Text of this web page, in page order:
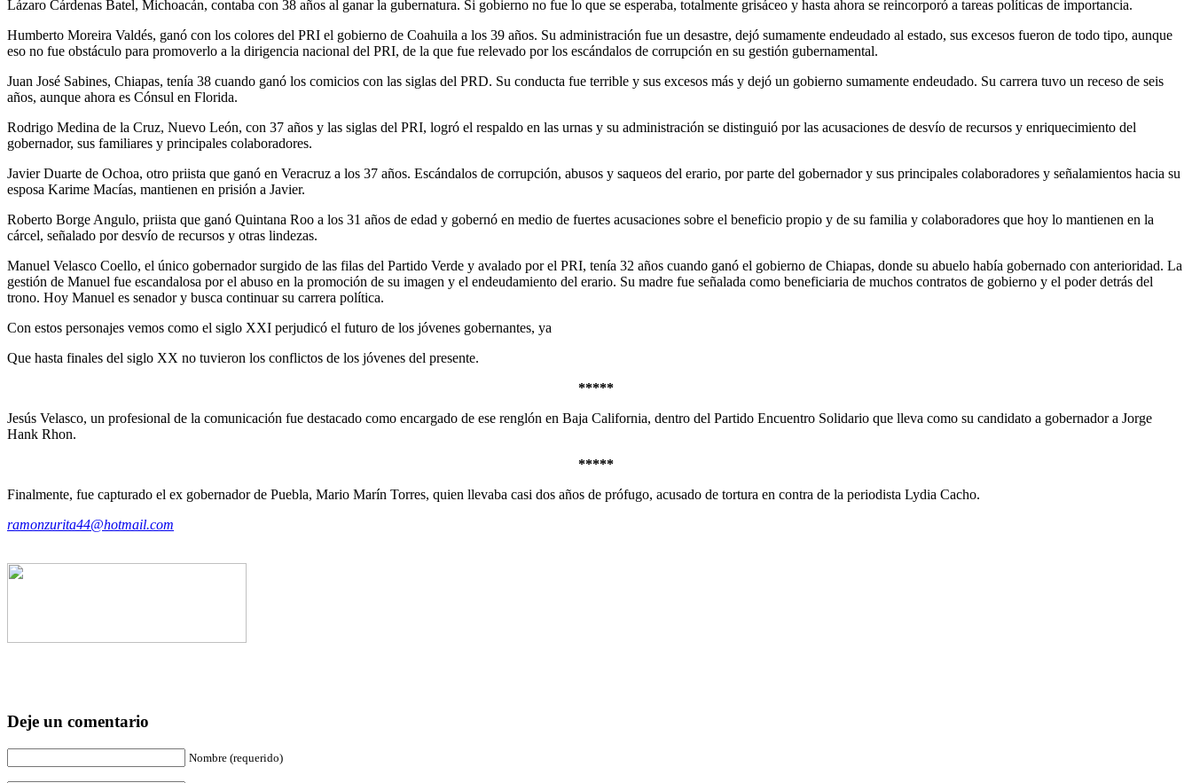
Lázaro Cárdenas Batel, Michoacán, contaba con 38 años al ganar la gubernatura. Si gobierno no fue lo que se esperaba, totalmente grisáceo y hasta ahora se reincorporó a tareas políticas de importancia.
Humberto Moreira Valdés, ganó con los colores del PRI el gobierno de Coahuila a los 39 años. Su administración fue un desastre, dejó sumamente endeudado al estado, sus excesos fueron de todo tipo, aunque
eso no fue obstáculo para promoverlo a la dirigencia nacional del PRI, de la que fue relevado por los escándalos de corrupción en su gestión gubernamental.
Juan José Sabines, Chiapas, tenía 38 cuando ganó los comicios con las siglas del PRD. Su conducta fue terrible y sus excesos más y dejó un gobierno sumamente endeudado. Su carrera tuvo un receso de seis
años, aunque ahora es Cónsul en Florida.
Rodrigo Medina de la Cruz, Nuevo León, con 37 años y las siglas del PRI, logró el respaldo en las urnas y su administración se distinguió por las acusaciones de desvío de recursos y enriquecimiento del
gobernador, sus familiares y principales colaboradores.
Javier Duarte de Ochoa, otro priista que ganó en Veracruz a los 37 años. Escándalos de corrupción, abusos y saqueos del erario, por parte del gobernador y sus principales colaboradores y señalamientos hacia su
esposa Karime Macías, mantienen en prisión a Javier.
Roberto Borge Angulo, priista que ganó Quintana Roo a los 31 años de edad y gobernó en medio de fuertes acusaciones sobre el beneficio propio y de su familia y colaboradores que hoy lo mantienen en la
cárcel, señalado por desvío de recursos y otras lindezas.
Manuel Velasco Coello, el único gobernador surgido de las filas del Partido Verde y avalado por el PRI, tenía 32 años cuando ganó el gobierno de Chiapas, donde su abuelo había gobernado con anterioridad. La
gestión de Manuel fue escandalosa por el abuso en la promoción de su imagen y el endeudamiento del erario. Su madre fue señalada como beneficiaria de muchos contratos de gobierno y el poder detrás del
trono. Hoy Manuel es senador y busca continuar su carrera política.
Con estos personajes vemos como el siglo XXI perjudicó el futuro de los jóvenes gobernantes, ya
Que hasta finales del siglo XX no tuvieron los conflictos de los jóvenes del presente.
*****
Jesús Velasco, un profesional de la comunicación fue destacado como encargado de ese renglón en Baja California, dentro del Partido Encuentro Solidario que lleva como su candidato a gobernador a Jorge
Hank Rhon.
*****
Finalmente, fue capturado el ex gobernador de Puebla, Mario Marín Torres, quien llevaba casi dos años de prófugo, acusado de tortura en contra de la periodista Lydia Cacho.
ramonzurita44@hotmail.com
Deje un comentario
Nombre (requerido)